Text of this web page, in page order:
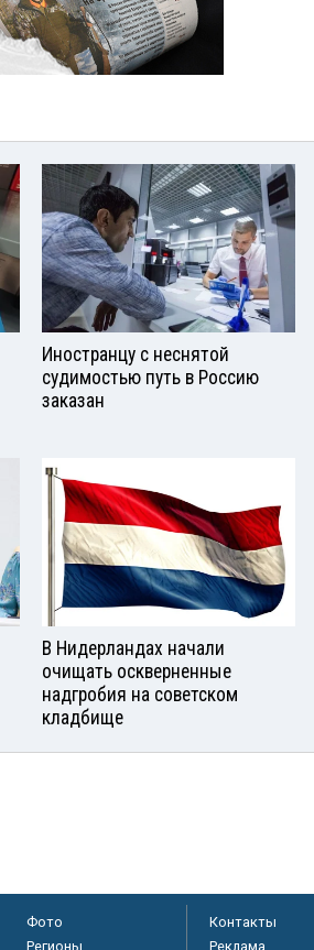
Иностранцу с неснятой
судимостью путь в Россию
заказан
В Нидерландах начали
очищать оскверненные
надгробия на советском
кладбище
Фото
Регионы
Контакты
Реклама